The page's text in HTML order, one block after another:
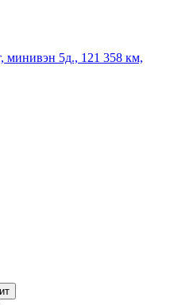
минивэн 5д., 121 358 км,